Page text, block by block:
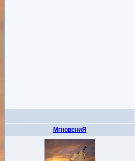
MгновениЯ